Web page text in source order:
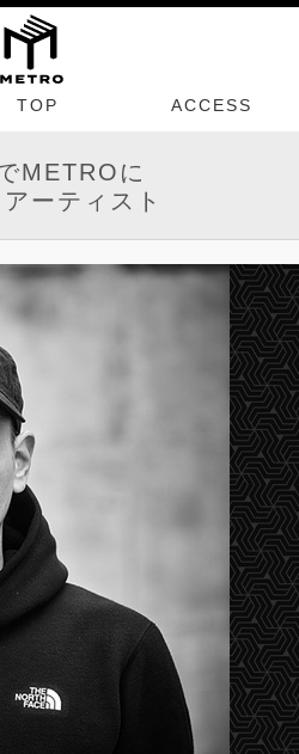
TOP ACCESS
METROに
ーティスト